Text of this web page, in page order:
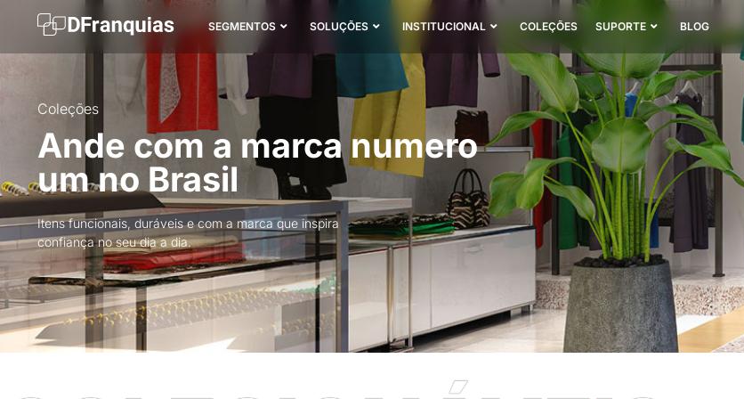
SEGMENTOS SOLUÇÕES INSTITUCIONAL COLEÇÕES SUPORTE BLOG
Coleções
Ande com a marca numero
um no Brasil
Itens funcionais, duráveis e com a marca que inspira
confiança no seu dia a dia.